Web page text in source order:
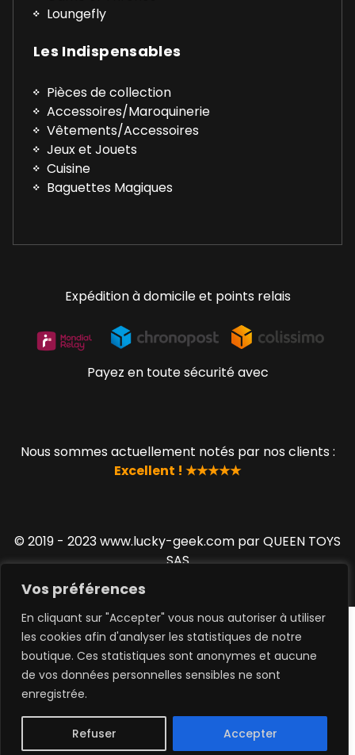
Vos préférences
En cliquant sur "Accepter" vous nous autoriser à utiliser
les cookies afin d'analyser les statistiques de notre
boutique. Ces statistiques sont anonymes et aucune
de vos données personnelles sensibles ne sont
enregistrée.
Refuser Accepter
Loungefly
Les Indispensables
Pièces de collection
Accessoires/Maroquinerie
Vêtements/Accessoires
Jeux et Jouets
Cuisine
Baguettes Magiques
Expédition à domicile et points relais
Payez en toute sécurité avec
Nous sommes actuellement notés par nos clients :
Excellent ! ★★★★★
© 2019 - 2023 www.lucky-geek.com par QUEEN TOYS
SAS
0